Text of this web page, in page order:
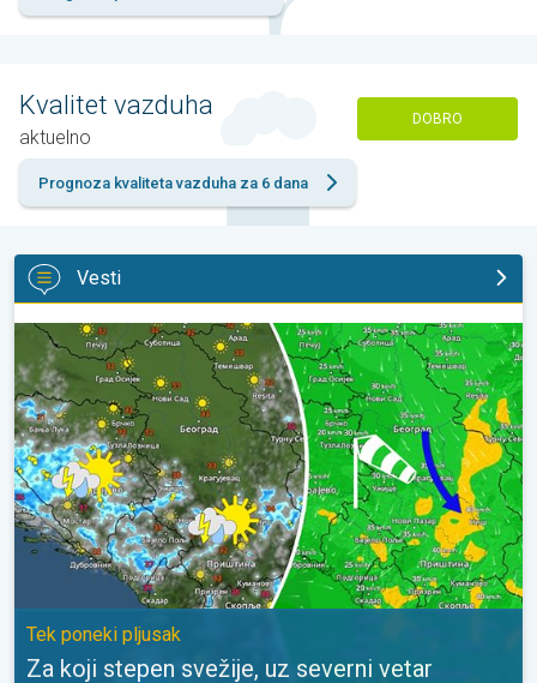
Kvalitet vazduha
aktuelno
DOBRO
Prognoza kvaliteta vazduha za 6 dana
Vesti
Za koji stepen svežije, uz severni vetar. Tek poneki pljusak. . .
Tek poneki pljusak
Za koji stepen svežije, uz severni vetar